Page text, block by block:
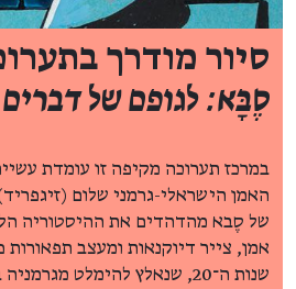
סיור מודרך
סֶבָּא: לגופם של דברים
במרכז תערוכה מקיפה זו עומדת
האמן הישראלי-גרמני שלום
של סֶבא מהדהדים את ההיסטוריה
אמן, צייר דיוקנאות ומעצב תפאורות
שנות ה־20, שנאלץ להימלט